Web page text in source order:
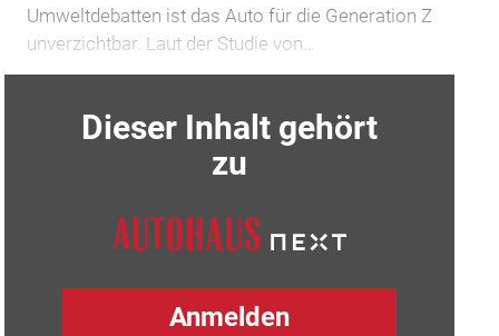
Umweltdebatten ist das Auto für die Generation Z
unverzichtbar. Laut der Studie von…
Dieser Inhalt gehört
zu
Anmelden